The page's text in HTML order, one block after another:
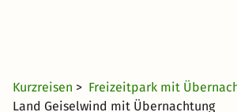
Kurzreisen > Freizeitpark mit
Land Geiselwind mit Übernachtung